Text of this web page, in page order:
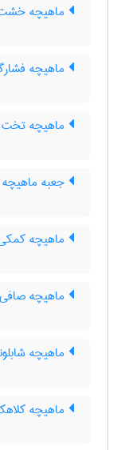
ماهیچه
ماهیچه
ماهیچه تخت
جعبه ماهیچه
ماهیچه
ماهیچه صافی
ماهیچه
ماهیچه